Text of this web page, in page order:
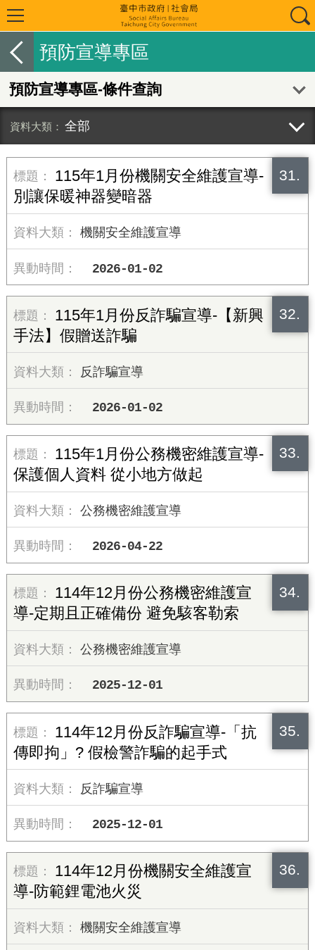
預防宣導專區
預防宣導專區-條件查詢
全部
31.
115年1月份機關安全維護宣導-
別讓保暖神器變暗器
機關安全維護宣導
2026-01-02
32.
115年1月份反詐騙宣導-【新興
手法】假贈送詐騙
反詐騙宣導
2026-01-02
33.
115年1月份公務機密維護宣導-
保護個人資料 從小地方做起
公務機密維護宣導
2026-04-22
34.
114年12月份公務機密維護宣
導-定期且正確備份 避免駭客勒索
公務機密維護宣導
2025-12-01
35.
114年12月份反詐騙宣導-「抗
傳即拘」? 假檢警詐騙的起手式
反詐騙宣導
2025-12-01
36.
114年12月份機關安全維護宣
導-防範鋰電池火災
機關安全維護宣導